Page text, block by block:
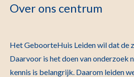
Over ons centrum
Het GeboorteHuis Leiden wil dat de
Daarvoor is het doen van onderzoek
kennis is belangrijk. Daarom leiden